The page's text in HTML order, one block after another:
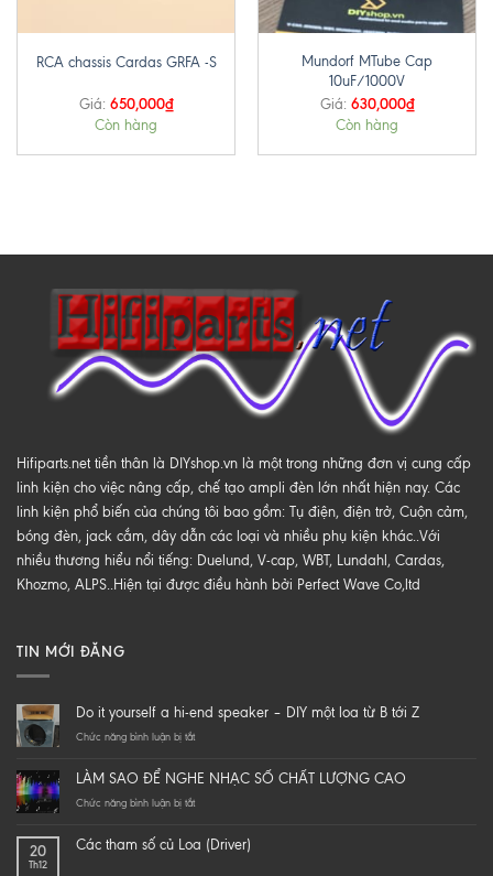
RCA chassis Cardas GRFA -S
Giá: 650,000₫
Còn hàng
Mundorf MTube Cap
10uF/1000V
Giá: 630,000₫
Còn hàng
Hifiparts.net tiền thân là DIYshop.vn là một trong những đơn vị cung cấp
linh kiện cho việc nâng cấp, chế tạo ampli đèn lớn nhất hiện nay. Các
linh kiện phổ biến của chúng tôi bao gồm: Tụ điện, điện trở, Cuộn cảm,
bóng đèn, jack cắm, dây dẫn các loại và nhiều phụ kiện khác..Với
nhiều thương hiểu nổi tiếng: Duelund, V-cap, WBT, Lundahl, Cardas,
Khozmo, ALPS..Hiện tại được điều hành bởi Perfect Wave Co,ltd
TIN MỚI ĐĂNG
Do it yourself a hi-end speaker – DIY một loa từ B tới Z
Chức năng bình luận bị tắtở
yourself
a
speaker
LÀM SAO ĐỂ NGHE NHẠC SỐ CHẤT LƯỢNG CAO
Chức năng bình luận bị tắtở
ĐỂ
20
Th12
Các tham số củ Loa (Driver)